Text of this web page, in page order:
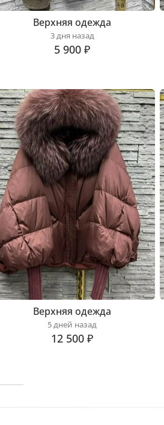
Верхняя одежда
3 дня назад
5 900 ₽
Верхняя одежда
5 дней назад
12 500 ₽